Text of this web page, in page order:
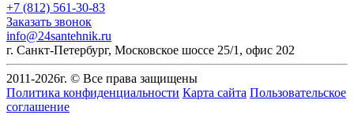
+7 (812) 561-30-83
Заказать звонок
info@24santehnik.ru
г. Санкт-Петербург, Московское шоссе 25/1, офис 202
2011-2026г. © Все права защищены
Политика конфиденциальности Карта сайта Пользовательское
соглашение